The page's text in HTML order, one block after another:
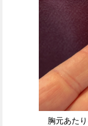
胸元あた